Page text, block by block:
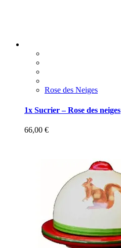
Rose des Neiges
1x Sucrier – Rose des neiges
66,00 €